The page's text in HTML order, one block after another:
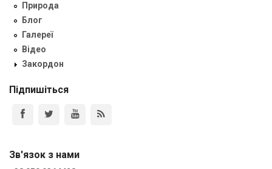
Природа
Блог
Галереї
Відео
Закордон
Підпишіться
Зв'язок з нами